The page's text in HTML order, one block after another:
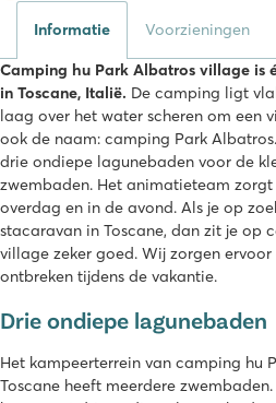
Informatie Voorzieningen
Camping hu Park Albatros village is
in Toscane, Italië. De camping ligt
laag over het water scheren om een
ook de naam: camping Park
drie ondiepe lagunebaden voor de
zwembaden. Het animatieteam
overdag en in de avond. Als je op
stacaravan in Toscane, dan zit je op
village zeker goed. Wij zorgen
ontbreken tijdens de vakantie.
Drie ondiepe lagunebaden
Het kampeerterrein van camping hu
Toscane heeft meerdere